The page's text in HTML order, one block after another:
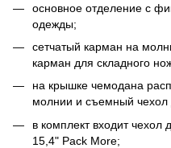
основное отделение с
одежды;
сетчатый карман на
карман для складного
на крышке чемодана
молнии и съемный чехол
в комплект входит чехол
15,4" Pack More;